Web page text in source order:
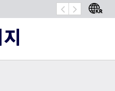
항공기 밀봉 시장 성